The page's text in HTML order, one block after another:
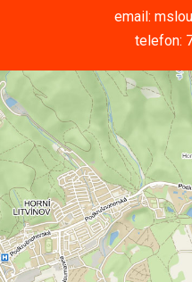
email:
telefon: